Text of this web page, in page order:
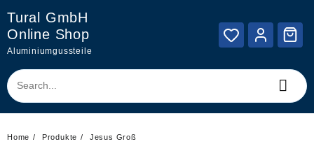
content
Tural GmbH
Online Shop
Aluminiumgussteile
Home Produkte Jesus Groß